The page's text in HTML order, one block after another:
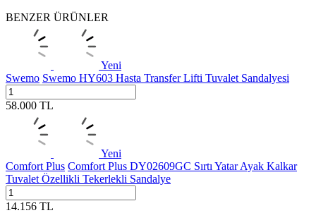
BENZER ÜRÜNLER
Yeni
Swemo Swemo HY603 Hasta Transfer Lifti Tuvalet Sandalyesi
58.000 TL
Yeni
Comfort Plus Comfort Plus DY02609GC Sırtı Yatar Ayak Kalkar
Tuvalet Özellikli Tekerlekli Sandalye
14.156 TL